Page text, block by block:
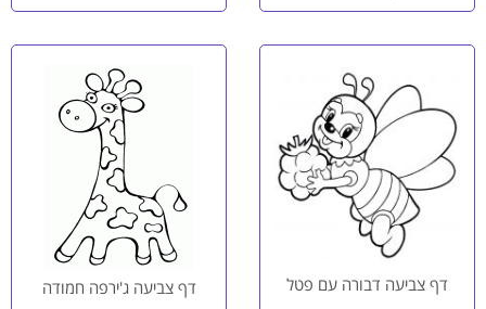
דף צביעה דבורה עם פטל דף צביעה ג'ירפה חמודה